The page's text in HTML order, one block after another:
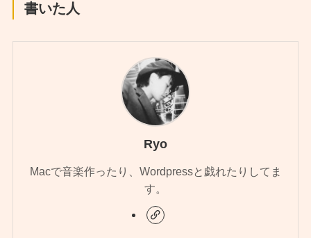
書いた人
Ryo
Macで音楽作ったり、Wordpressと戯れたりしてま
す。